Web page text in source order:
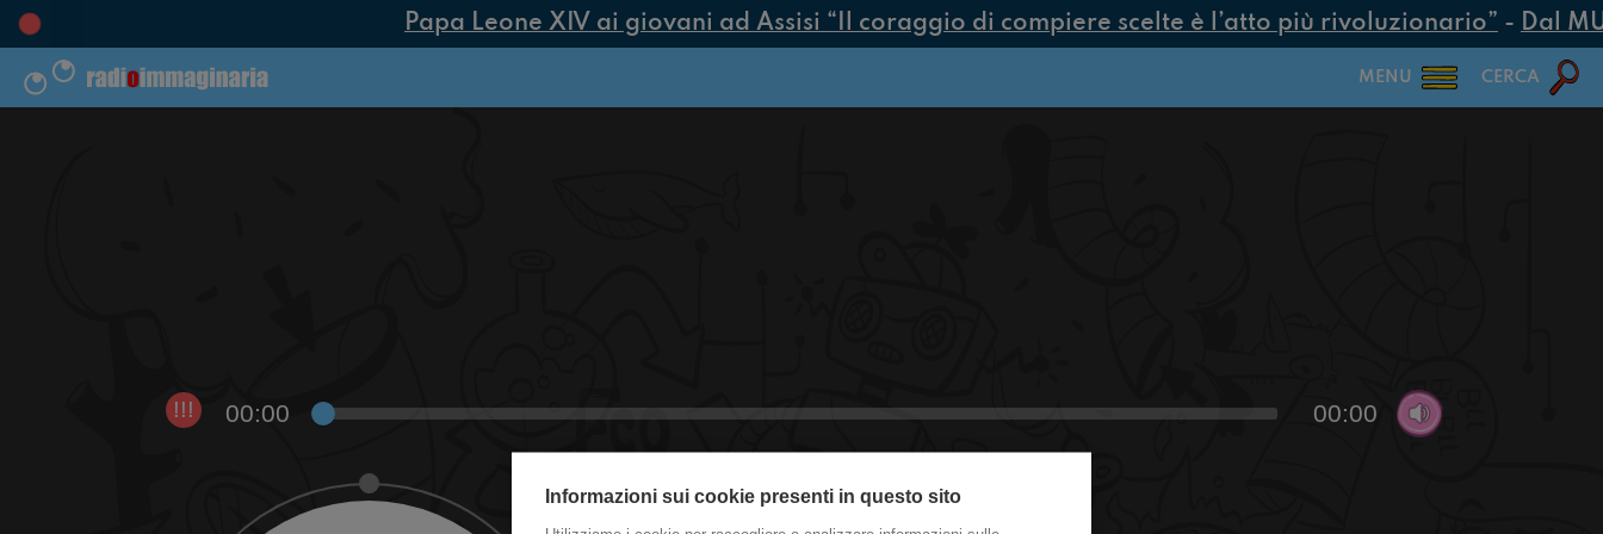
Papa Leone XIV ai giovani ad Assisi “Il coraggio di compiere scelte è l’atto più rivoluzionario”-Dal
MENU CERCA
!!! 00:00 00:00
Informazioni sui cookie presenti in questo sito